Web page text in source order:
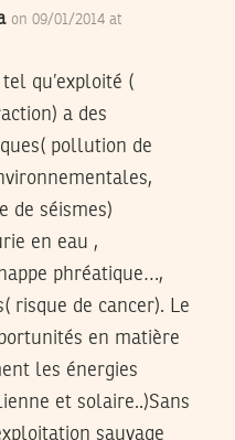
on 09/01/2014 at
qu’exploité (
a des
pollution de
de séismes)
en eau ,
phréatique…,
risque de cancer). Le
en matière
les énergies
et solaire..)Sans
sauvage